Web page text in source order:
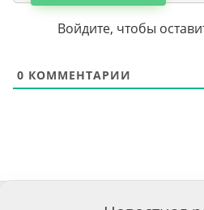
Войдите, чтобы
0 КОММЕНТАРИИ